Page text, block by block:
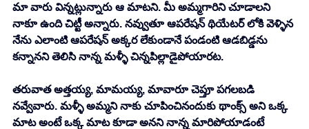
మా వారు విన్నట్లున్నారు ఆ మాటని. మీ అమ్మగారిని చూడాలని
నాకూ ఉంది చిట్టీ అన్నారు. నవ్వుతూ ఆపరేషన్ థియేటర్ లోకి వెళ్ళిన
నేను ఎలాంటి ఆపరేషన్ అక్కర లేకుండానే పండంటి ఆడబిడ్డను
కన్నానని తెలిసి నాన్న మళ్ళీ చిన్నపిల్లాడైపోయారట.
తరువాత అత్తయ్య, మామయ్య, మావారూ చెప్తూ పగలబడి
నవ్వేవారు. మళ్ళీ అమ్మని నాకు చూపించినందుకు థాంక్స్ అని ఒక్క
మాట అంటే ఒక్క మాట కూడా అనని నాన్న మారిపోయాడంటే